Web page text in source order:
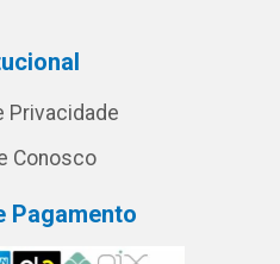
Privacidade
Conosco
Pagamento